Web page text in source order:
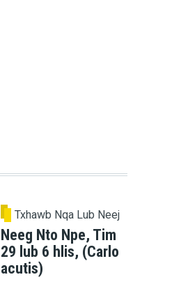
Txhawb Nqa Lub Neej
Neeg Nto Npe, Tim
29 lub 6 hlis, (Carlo
acutis)